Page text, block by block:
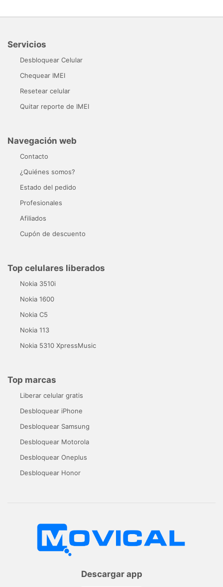
Servicios
Desbloquear Celular
Chequear IMEI
Resetear celular
Quitar reporte de IMEI
Navegación web
Contacto
¿Quiénes somos?
Estado del pedido
Profesionales
Afiliados
Cupón de descuento
Top celulares liberados
Nokia 3510i
Nokia 1600
Nokia C5
Nokia 113
Nokia 5310 XpressMusic
Top marcas
Liberar celular gratis
Desbloquear iPhone
Desbloquear Samsung
Desbloquear Motorola
Desbloquear Oneplus
Desbloquear Honor
Descargar app